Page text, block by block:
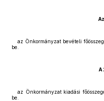
az Önkormányzat bevételi
be.
A
az Önkormányzat kiadási
be.